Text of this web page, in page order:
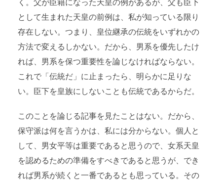
く。父が臣籍になった天皇の例があるが、父も臣下
として生まれた天皇の前例は、私が知っている限り
存在しない。つまり、皇位継承の伝統をいずれかの
方法で変えるしかない。だから、男系を優先したけ
れば、男系を保つ重要性を論じなければならない。
これで「伝統だ」に止まったら、明らかに足りな
い。臣下を皇族にしないことも伝統であるからだ。
このことを論じる記事を見たことはない。だから、
保守派は何を言うかは、私には分からない。個人と
して、男女平等は重要であると思うので、女系天皇
を認めるための準備をすべきであると思うが、でき
れば男系が続くと一番であるとも思っている。その